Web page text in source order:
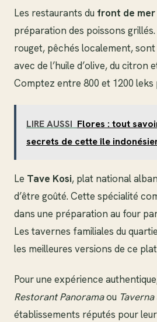
Les restaurants du front de mer
préparation des poissons
rouget, pêchés localement,
avec de l’huile d’olive, du citron
Comptez entre 800 et 1200
LIRE AUSSI Flores : tout
secrets de cette île
Le Tave Kosi, plat national
d’être goûté. Cette spécialité
dans une préparation au four
Les tavernes familiales du
les meilleures versions de ce
Pour une expérience
Restorant Panoramaou
établissements réputés pour